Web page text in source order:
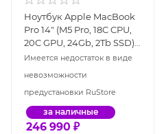
Ноутбук Apple MacBook
Pro 14" (M5 Pro, 18C CPU,
20C GPU, 24Gb, 2Tb SSD),
серебристый (MGDP4)
Имеется недостаток в виде
невозможности
предустановки RuStore
за наличные
246 990 ₽